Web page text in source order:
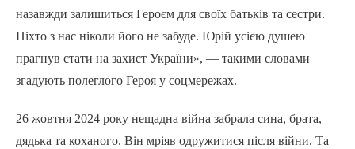
назавжди залишиться Героєм для своїх батьків та сестри.
Ніхто з нас ніколи його не забуде. Юрій усією душею
прагнув стати на захист України», — такими словами
згадують полеглого Героя у соцмережах.
26 жовтня 2024 року нещадна війна забрала сина, брата,
дядька та коханого. Він мріяв одружитися після війни. Та